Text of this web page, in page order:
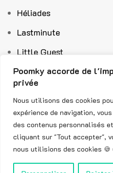
Poomky accorde de
privée
Nous utilisons des cookies
expérience de navigation,
des contenus personnalisés
cliquant sur "Tout accepter",
nous utilisions des cookies 🍪
Héliades
Lastminute
Little Guest
Ouigo
Copyright © 2025 Poomky.fr Fait
(décaféiné)